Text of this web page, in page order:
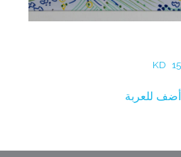
KD 15
أضف للعربة